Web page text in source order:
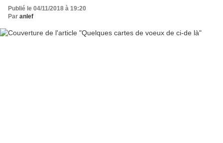
Publié le 04/11/2018 à 19:20
Par anlef